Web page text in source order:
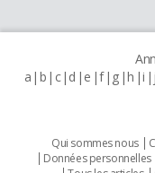
a b c d e f g h i j
Qui sommes nous
Données personnelles